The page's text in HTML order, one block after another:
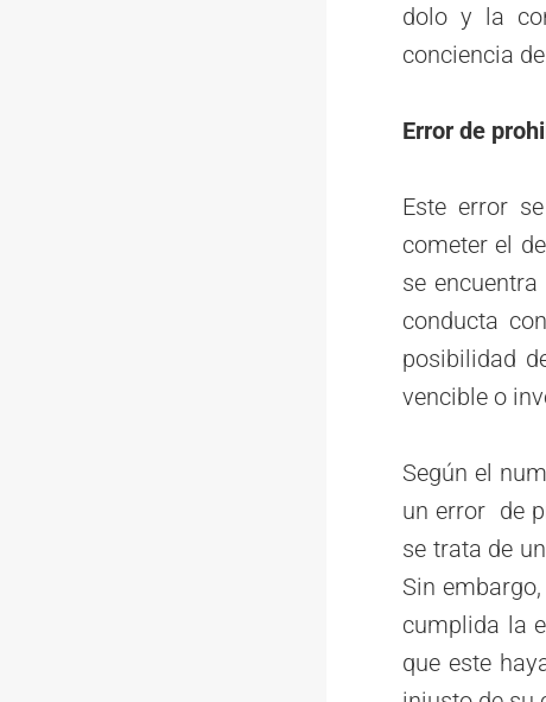
dolo y la
conciencia
Error de
Este error
cometer el
se
conducta
posibilidad
vencible o
Según el
un error de
se trata de
Sin
cumplida la
que este